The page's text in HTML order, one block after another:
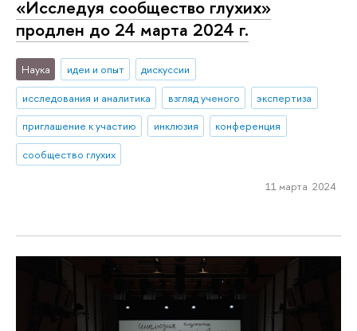
«Исследуя сообщество глухих»
продлен до 24 марта 2024 г.
Наука идеи и опыт
дискуссии
исследования и аналитика
взгляд ученого
экспертиза
приглашение к участию
инклюзия
конференция
сообщество глухих
11 марта 2024